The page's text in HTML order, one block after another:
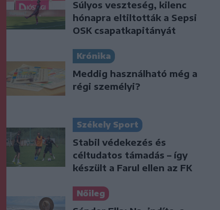
Súlyos veszteség, kilenc
hónapra eltiltották a Sepsi
OSK csapatkapitányát
Krónika
Meddig használható még a
régi személyi?
Székely Sport
Stabil védekezés és
céltudatos támadás – így
készült a Farul ellen az FK
Nőileg